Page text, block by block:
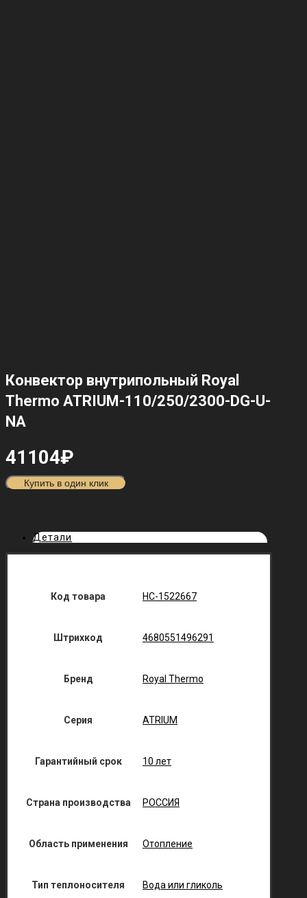
Конвектор внутрипольный Royal
Thermo ATRIUM-110/250/2300-DG-U-
NA
41104₽
Купить в один клик
Детали
Код товара НС-1522667
Штрихкод 4680551496291
Бренд Royal Thermo
Серия ATRIUM
Гарантийный срок 10 лет
Страна производства РОССИЯ
Область применения Отопление
Тип теплоносителя Вода или гликоль